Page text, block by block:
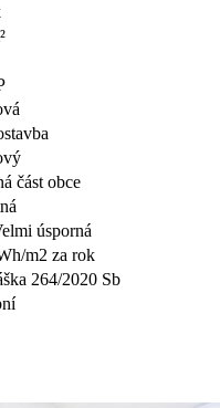
část obce
úsporná
m2 za rok
264/2020 Sb